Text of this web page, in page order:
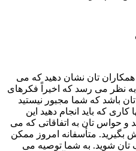
همکاران تان نشان دهید که می
به نظر می رسد که اخیراً فکرهای
باشد که شما مجبور نیستید
کاری که باید انجام دهید این
و حواس تان به اتفاقاتی که می
بگیرید. متأسفانه امروز ممکن
تان شوید. به شما توصیه می